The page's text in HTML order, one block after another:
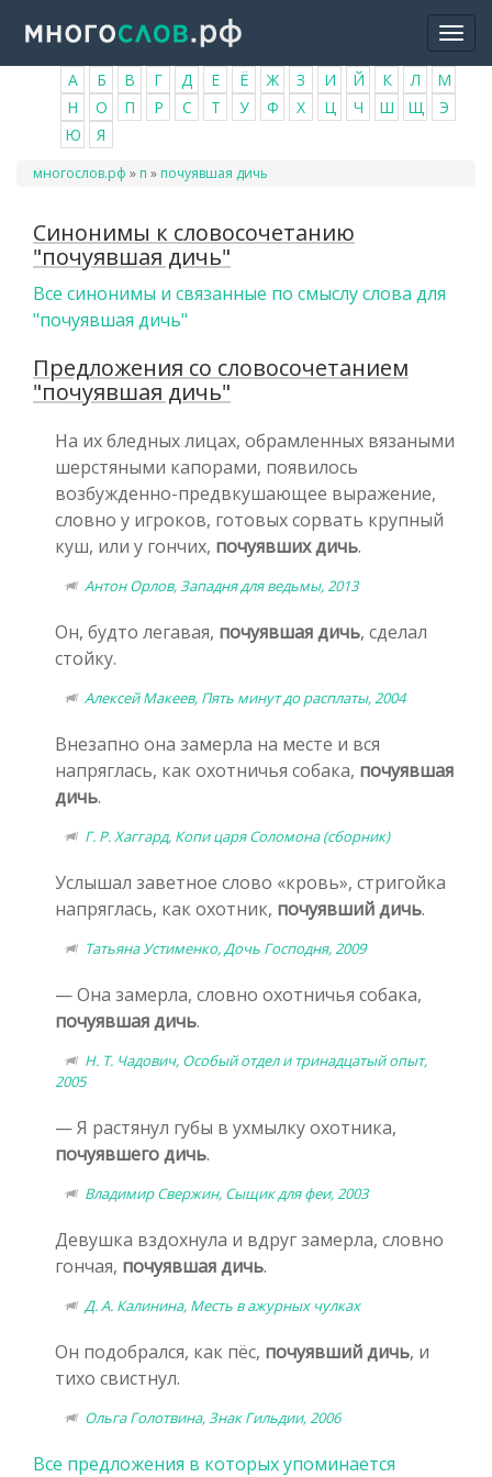
основному
содержанию
А Б В Г Д Е Ё Ж З И Й К Л
М
Н
О П Р С Т У Ф Х Ц Ч Ш Щ
Э
Ю
Я
Вы
многослов.рф » п » почуявшая дичь
Синонимы к словосочетанию
"почуявшая дичь"
Все синонимы и связанные по смыслу слова для
"почуявшая дичь"
Предложения со словосочетанием
"почуявшая дичь"
На их бледных лицах, обрамленных вязаными
шерстяными капорами, появилось
возбужденно-предвкушающее выражение,
словно у игроков, готовых сорвать крупный
куш, или у гончих, почуявших дичь.
Антон Орлов, Западня для ведьмы, 2013
Он, будто легавая, почуявшая дичь, сделал
стойку.
Алексей Макеев, Пять минут до расплаты, 2004
Внезапно она замерла на месте и вся
напряглась, как охотничья собака, почуявшая
дичь.
Г. Р. Хаггард, Копи царя Соломона (сборник)
Услышал заветное слово «кровь», стригойка
напряглась, как охотник, почуявший дичь.
Татьяна Устименко, Дочь Господня, 2009
— Она замерла, словно охотничья собака,
почуявшая дичь.
Н. Т. Чадович, Особый отдел и тринадцатый опыт,
2005
— Я растянул губы в ухмылку охотника,
почуявшего дичь.
Владимир Свержин, Сыщик для феи, 2003
Девушка вздохнула и вдруг замерла, словно
гончая, почуявшая дичь.
Д. А. Калинина, Месть в ажурных чулках
Он подобрался, как пёс, почуявший дичь, и
тихо свистнул.
Ольга Голотвина, Знак Гильдии, 2006
Все предложения в которых упоминается